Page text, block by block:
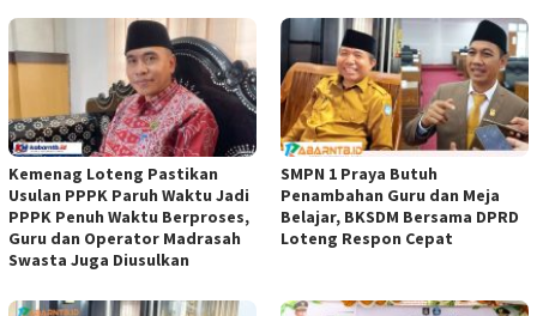
Kemenag Loteng Pastikan
Usulan PPPK Paruh Waktu Jadi
PPPK Penuh Waktu Berproses,
Guru dan Operator Madrasah
Swasta Juga Diusulkan
SMPN 1 Praya Butuh
Penambahan Guru dan Meja
Belajar, BKSDM Bersama DPRD
Loteng Respon Cepat